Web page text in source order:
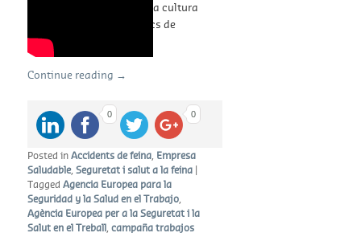
sensibilitzar i promoure la cultura
de la prevenció en els llocs de
treball.
Continue reading →
0 0
Posted in Accidents de feina Empresa
Saludable,Seguretat i salut a la feina
Tagged Agencia Europea para la
Seguridad y la Salud en el Trabajo
Agència Europea per a la Seguretat i la
Salut en el Treball ,campaña trabajos